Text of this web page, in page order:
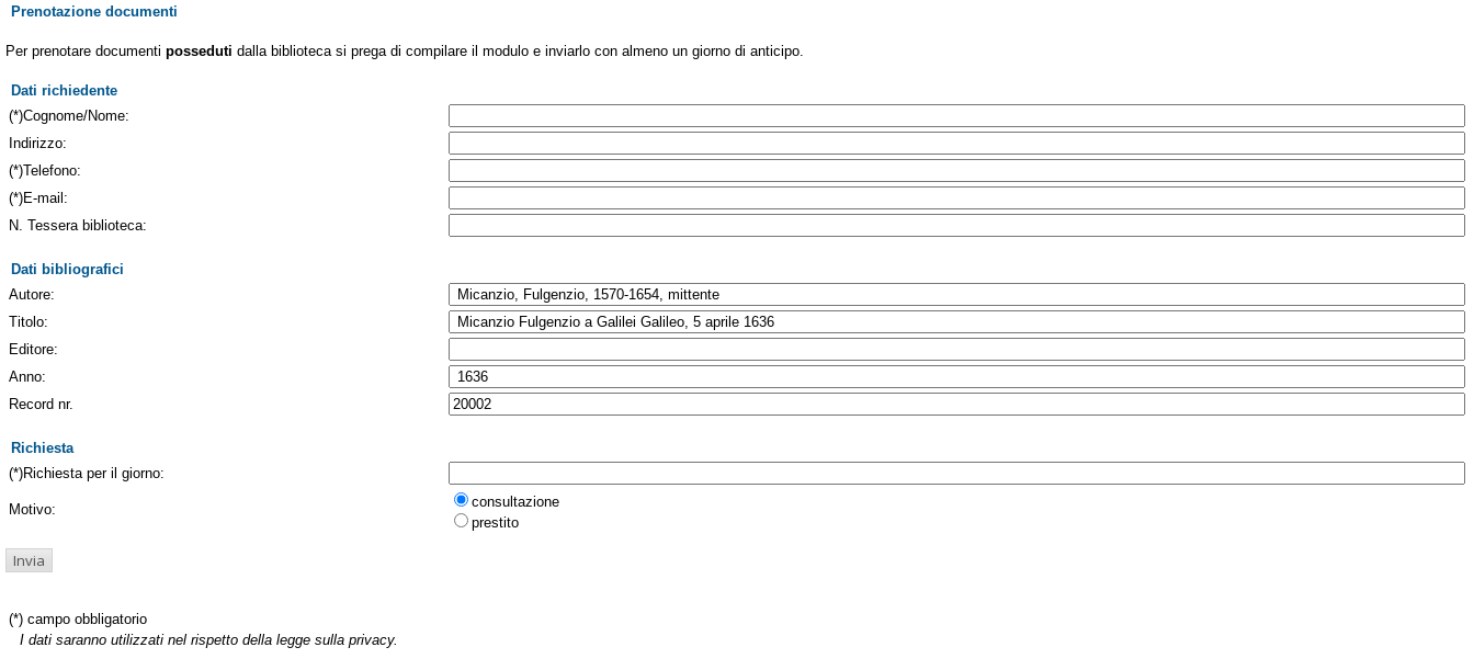
Prenotazione documenti
Per prenotare documenti posseduti dalla biblioteca si prega di compilare il modulo e inviarlo con almeno un giorno di anticipo.
Dati richiedente
(*)Cognome/Nome:
Indirizzo:
(*)Telefono:
(*)E-mail:
N. Tessera biblioteca:
Dati bibliografici
Autore:
Titolo:
Editore:
Anno:
Record nr.
Richiesta
(*)Richiesta per il giorno:
Motivo:
consultazione
prestito
(*) campo obbligatorio
I dati saranno utilizzati nel rispetto della legge sulla privacy.